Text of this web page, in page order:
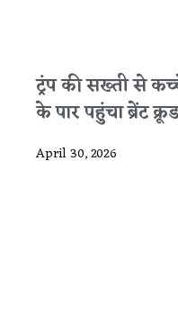
ट्रंप की सख्ती से
के पार पहुंचा ब्रेंट
April 30, 2026